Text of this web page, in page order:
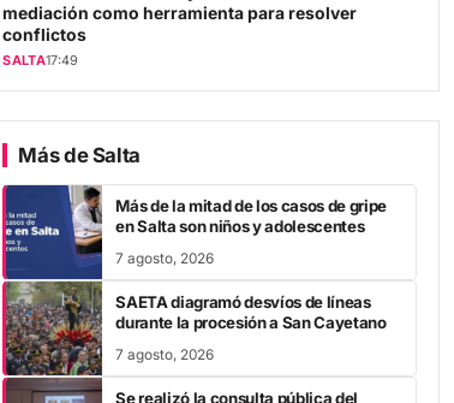
conflictos
SALTA17:49
Más de la mitad de los casos de gripe
en Salta son niños y adolescentes
7 agosto, 2026
SAETA diagramó desvíos de líneas
durante la procesión a San Cayetano
7 agosto, 2026
Se realizó la consulta pública del
proyecto para la construcción del